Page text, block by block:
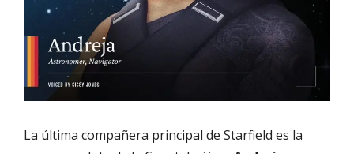
La última compañera principal de Starfield es la